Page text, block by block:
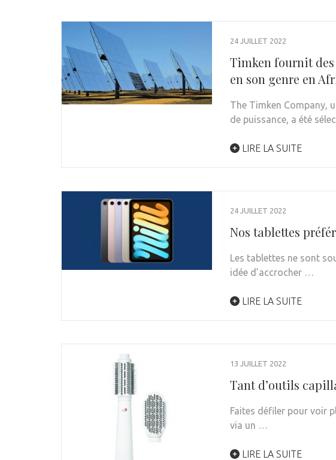
24 JUILLET 2022
Timken fournit
en son genre en
The Timken Company,
de puissance, a été
LIRE LA SUITE
24 JUILLET 2022
Nos tablettes
Les tablettes ne sont
idée d’accrocher …
LIRE LA SUITE
13 JUILLET 2022
Tant d’outils
Faites défiler pour voir
via un …
LIRE LA SUITE